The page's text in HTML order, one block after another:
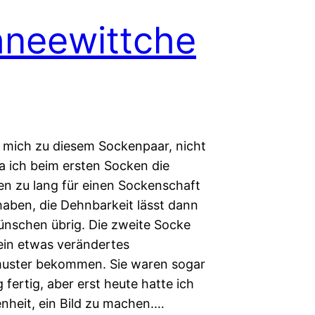
zu diesem Sockenpaar, nicht
ich beim ersten Socken die
zu lang für einen Sockenschaft
die Dehnbarkeit lässt dann
übrig. Die zweite Socke
etwas verändertes
bekommen. Sie waren sogar
fertig, aber erst heute hatte ich
ein Bild zu machen.…